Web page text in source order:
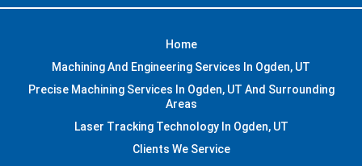
Home
Machining And Engineering Services In Ogden, UT
Precise Machining Services In Ogden, UT And Surrounding
Areas
Laser Tracking Technology In Ogden, UT
Clients We Service